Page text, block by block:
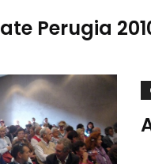
Perugia